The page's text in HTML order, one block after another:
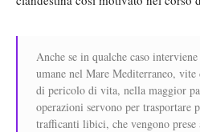
Anche se in qualche caso
umane nel Mare Mediterraneo,
di pericolo di vita, nella maggior
operazioni servono per trasportare
trafficanti libici, che vengono prese